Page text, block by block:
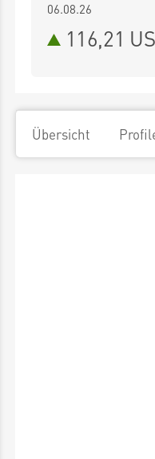
06.08.26
116,21
Übersicht